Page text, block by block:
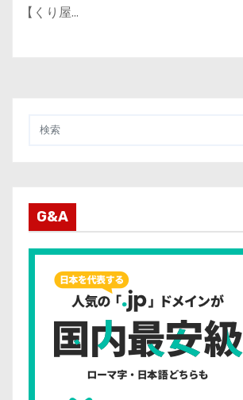
【くり屋…
G&A